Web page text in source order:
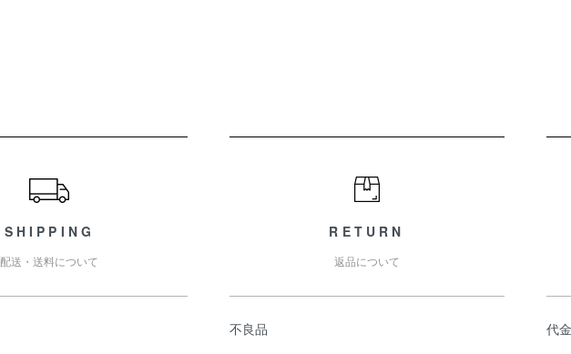
SHIPPING
配送・送料について
RETURN
返品について
不良品
代